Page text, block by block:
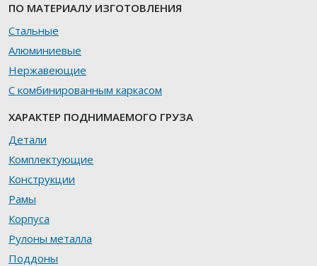
ПО МАТЕРИАЛУ ИЗГОТОВЛЕНИЯ
Стальные
Алюминиевые
Нержавеющие
С комбинированным каркасом
ХАРАКТЕР ПОДНИМАЕМОГО ГРУЗА
Детали
Комплектующие
Конструкции
Рамы
Корпуса
Рулоны металла
Поддоны